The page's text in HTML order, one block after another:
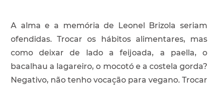
A alma e a memória de Leonel Brizola seriam
ofendidas. Trocar os hábitos alimentares, mas
como deixar de lado a feijoada, a paella, o
bacalhau a lagareiro, o mocotó e a costela gorda?
Negativo, não tenho vocação para vegano. Trocar